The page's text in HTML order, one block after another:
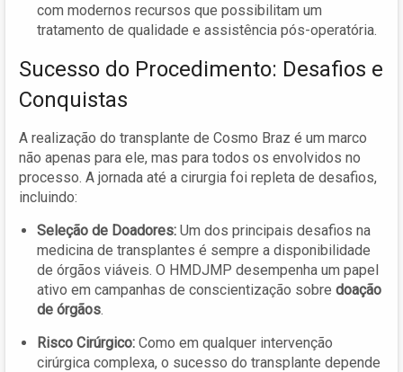
com modernos recursos que possibilitam um
tratamento de qualidade e assistência pós-operatória.
Sucesso do Procedimento: Desafios e
Conquistas
A realização do transplante de Cosmo Braz é um marco
não apenas para ele, mas para todos os envolvidos no
processo. A jornada até a cirurgia foi repleta de desafios,
incluindo:
Seleção de Doadores: Um dos principais desafios na
medicina de transplantes é sempre a disponibilidade
de órgãos viáveis. O HMDJMP desempenha um papel
ativo em campanhas de conscientização sobre doação
de órgãos.
Risco Cirúrgico: Como em qualquer intervenção
cirúrgica complexa, o sucesso do transplante depende